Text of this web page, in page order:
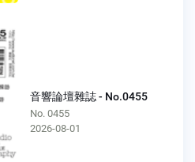
音響論壇雜誌 - No.0455
No. 0455
2026-08-01